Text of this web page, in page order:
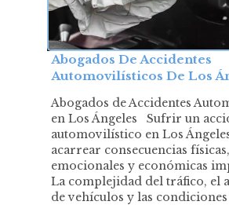
Abogados De Accidentes
Automovilísticos De Los
Abogados de Accidentes
en Los Ángeles Sufrir un
automovilístico en Los
acarrear consecuencias físicas,
emocionales y económicas
La complejidad del tráfico, el
de vehículos y las